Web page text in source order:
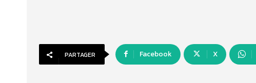
PARTAGER Facebook X